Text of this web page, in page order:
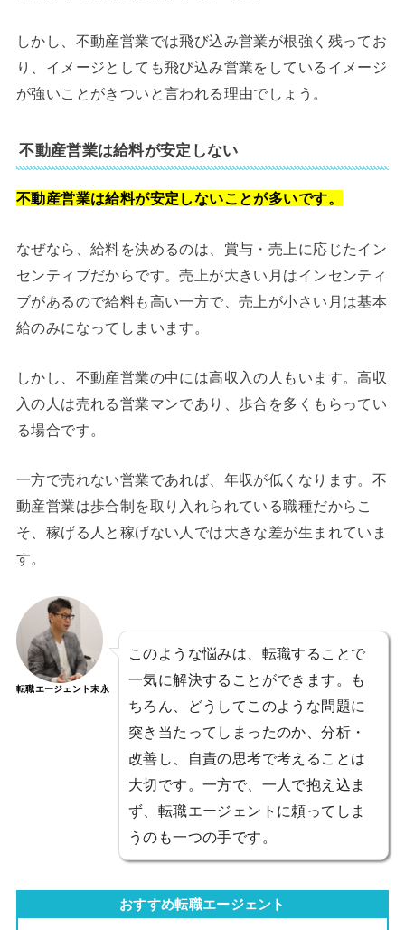
しかし、不動産営業では飛び込み営業が根強く残ってお
り、イメージとしても飛び込み営業をしているイメージ
が強いことがきついと言われる理由でしょう。
不動産営業は給料が安定しない
不動産営業は給料が安定しないことが多いです。
なぜなら、給料を決めるのは、賞与・売上に応じたイン
センティブだからです。売上が大きい月はインセンティ
ブがあるので給料も高い一方で、売上が小さい月は基本
給のみになってしまいます。
しかし、不動産営業の中には高収入の人もいます。高収
入の人は売れる営業マンであり、歩合を多くもらってい
る場合です。
一方で売れない営業であれば、年収が低くなります。不
動産営業は歩合制を取り入れられている職種だからこ
そ、稼げる人と稼げない人では大きな差が生まれていま
す。
転職エージェント末永
このような悩みは、転職することで
一気に解決することができます。も
ちろん、どうしてこのような問題に
突き当たってしまったのか、分析・
改善し、自責の思考で考えることは
大切です。一方で、一人で抱え込ま
ず、転職エージェントに頼ってしま
うのも一つの手です。
おすすめ転職エージェント